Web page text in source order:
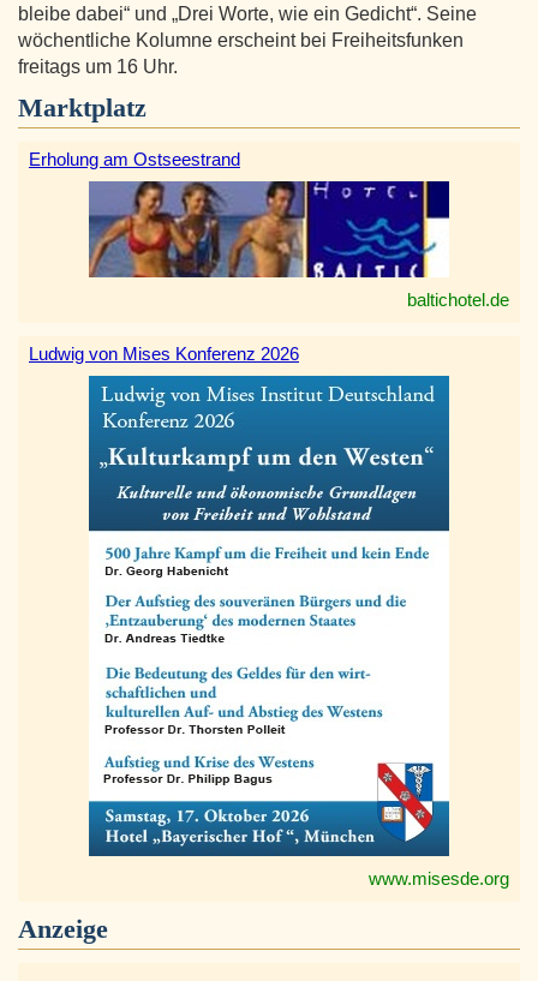
bleibe dabei“ und „Drei Worte, wie ein Gedicht“. Seine
wöchentliche Kolumne erscheint bei Freiheitsfunken
freitags um 16 Uhr.
Marktplatz
Erholung am Ostseestrand
baltichotel.de
Ludwig von Mises Konferenz 2026
www.misesde.org
Anzeige